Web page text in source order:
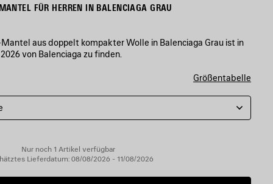
FÜR HERREN IN BALENCIAGA GRAU
aus doppelt kompakter Wolle in Balenciaga Grau ist in
von Balenciaga zu finden.
Größentabelle
Nur noch 1 Artikel verfügbar
Lieferdatum: 08/08/2026 - 11/08/2026